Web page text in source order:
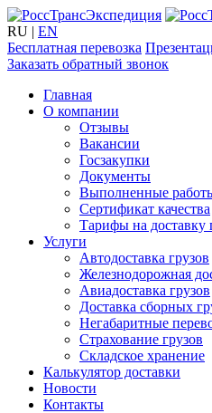
RU | EN
Бесплатная перевозка
Заказать обратный звонок
Главная
О компании
Отзывы
Вакансии
Госзакупки
Документы
Выполненные
Сертификат качества
Тарифы на доставку
Услуги
Автодоставка грузов
Железнодорожная
Авиадоставка грузов
Доставка сборных
Негабаритные
Страхование грузов
Складское хранение
Калькулятор доставки
Новости
Контакты